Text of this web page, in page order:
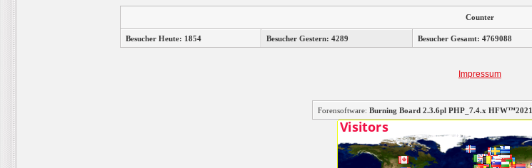
Counter
Besucher Heute: 1854 Besucher Gestern: 4289 Besucher Gesamt: 4769088
Impressum
Forensoftware: Burning Board 2.3.6pl PHP_7.4.x HFW™2021